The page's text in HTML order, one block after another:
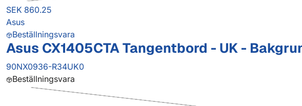
SEK 860.25
Asus
Beställningsvara
Asus CX1405CTA Tangentbord - UK -
90NX0936-R34UK0
Beställningsvara